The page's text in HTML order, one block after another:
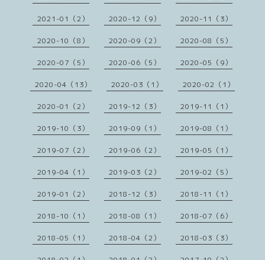
2021-01（2） 2020-12（9） 2020-11（3）
2020-10（8） 2020-09（2） 2020-08（5）
2020-07（5） 2020-06（5） 2020-05（9）
2020-04（13） 2020-03（1） 2020-02（1）
2020-01（2） 2019-12（3） 2019-11（1）
2019-10（3） 2019-09（1） 2019-08（1）
2019-07（2） 2019-06（2） 2019-05（1）
2019-04（1） 2019-03（2） 2019-02（5）
2019-01（2） 2018-12（3） 2018-11（1）
2018-10（1） 2018-08（1） 2018-07（6）
2018-05（1） 2018-04（2） 2018-03（3）